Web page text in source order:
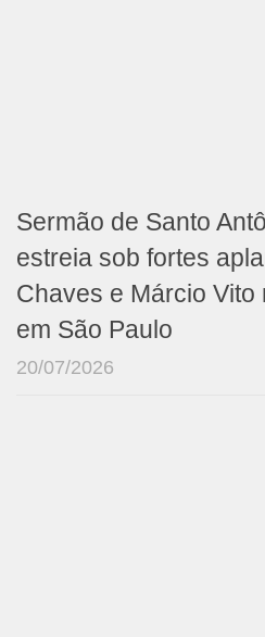
Sermão de Santo
estreia sob fortes
Chaves e Márcio Vito
em São Paulo
20/07/2026